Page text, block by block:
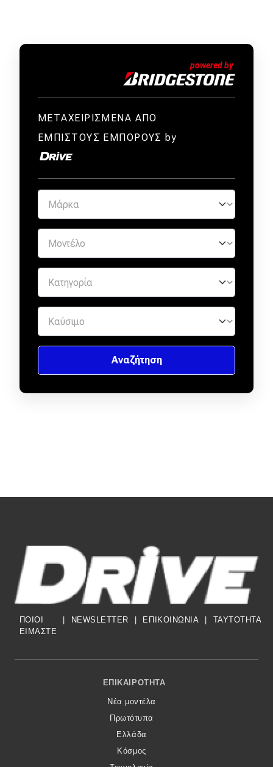
ΜΕΤΑΧΕΙΡΙΣΜΕΝΑ ΑΠΟ
ΕΜΠΙΣΤΟΥΣ ΕΜΠΟΡΟΥΣ by
ΠΟΙΟΙ
ΕΙΜΑΣΤΕ
| NEWSLETTER | ΕΠΙΚΟΙΝΩΝΙΑ | TAYTOTHTA
Footer Menu
ΕΠΙΚΑΙΡΌΤΗΤΑ
Νέα μοντέλα
Πρωτότυπα
Ελλάδα
Κόσμος